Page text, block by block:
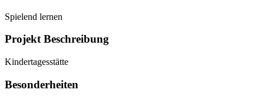
Spielend lernen
Projekt Beschreibung
Kindertagesstätte
Besonderheiten